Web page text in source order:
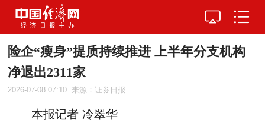
险企“瘦身”提质持续推进 上半年分支机构
净退出2311家
2026-07-08 07:10 来源：证券日报
本报记者 冷翠华